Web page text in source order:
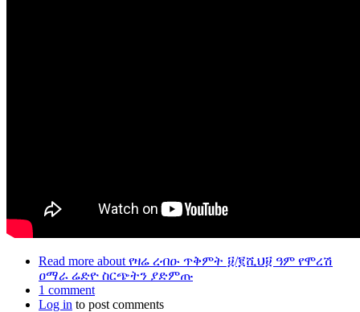
Read more about የዛሬ ረብዑ ጥቅምት ፱/፪ሺህ፱ ዓም የሞረሽ
ዐማራ ሬድዮ ስርጭትን ያድምጡ
1 comment
Log in to post comments